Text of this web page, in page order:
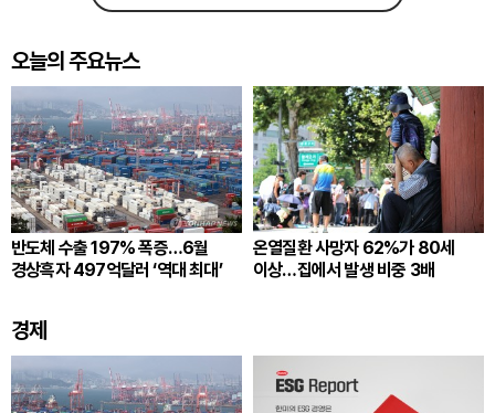
오늘의 주요뉴스
반도체 수출 197% 폭증…6월
경상흑자 497억달러 ‘역대 최대’
온열질환 사망자 62%가 80세
이상…집에서 발생 비중 3배
경제